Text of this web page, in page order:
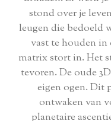
stond over je
leugen die bedoeld
vast te houden in
matrix stort in. Het
tevoren. De oude
eigen ogen. Dit
ontwaken van
planetaire